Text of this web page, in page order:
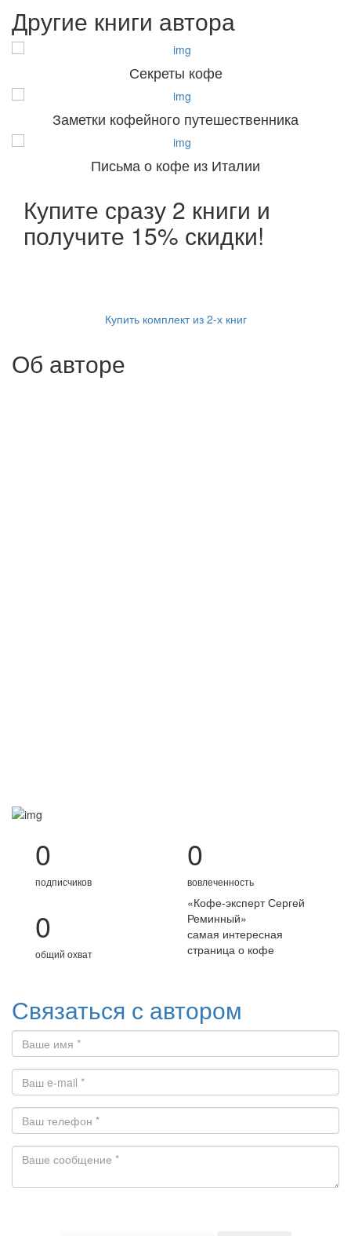
Другие книги автора
Секреты кофе
Заметки кофейного путешественника
Письма о кофе из Италии
Купите сразу 2 книги и
получите 15% скидки!
Купить комплект из 2-х книг
Об авторе
0
подписчиков
0
вовлеченность
0
общий охват
«Кофе-эксперт Сергей
Реминный»
самая интересная
страница о кофе
Связаться с автором